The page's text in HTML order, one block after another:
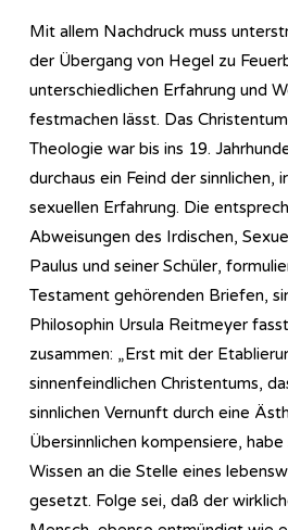
Mit allem Nachdruck muss
der Übergang von Hegel zu
unterschiedlichen Erfahrung und
festmachen lässt. Das
Theologie war bis ins 19.
durchaus ein Feind der sinnlichen,
sexuellen Erfahrung. Die
Abweisungen des Irdischen,
Paulus und seiner Schüler,
Testament gehörenden Briefen,
Philosophin Ursula Reitmeyer
zusammen: „Erst mit der
sinnenfeindlichen Christentums,
sinnlichen Vernunft durch eine
Übersinnlichen kompensiere,
Wissen an die Stelle eines
gesetzt. Folge sei, daß der